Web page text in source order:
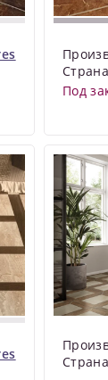
Страна
Под
Страна